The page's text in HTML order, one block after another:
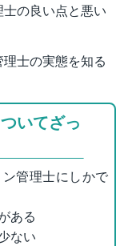
の良い点と悪い
士の実態を知る
いてざっ
管理士にしかで
ある
ない